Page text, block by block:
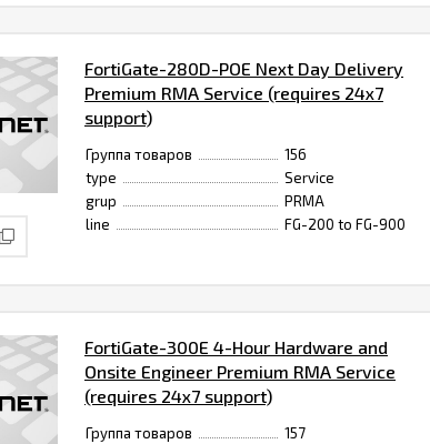
FortiGate-280D-POE Next Day Delivery
Premium RMA Service (requires 24x7
support)
Группа товаров
156
type
Service
grup
PRMA
line
FG-200 to FG-900
FortiGate-300E 4-Hour Hardware and
Onsite Engineer Premium RMA Service
(requires 24x7 support)
Группа товаров 157